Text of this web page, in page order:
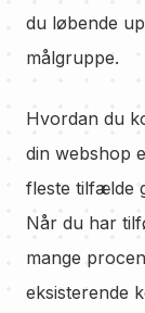
du løbende
målgruppe.
Hvordan du
din webshop
fleste tilfælde
Når du har
mange
eksisterende